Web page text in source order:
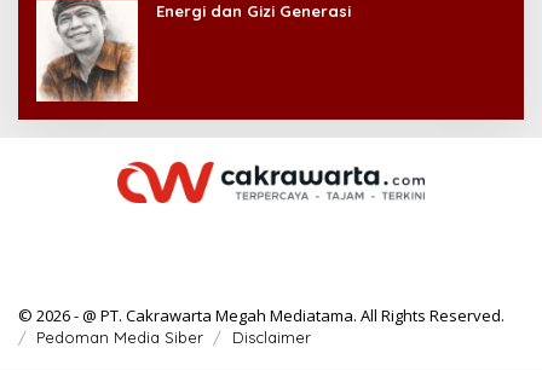
Energi dan Gizi Generasi
© 2026 - @ PT. Cakrawarta Megah Mediatama. All Rights Reserved.
Pedoman Media Siber Disclaimer